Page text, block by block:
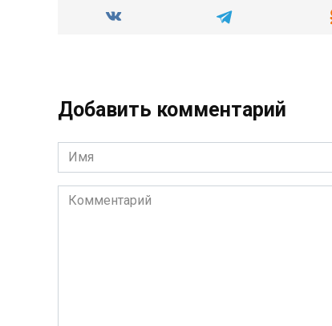
Добавить комментарий
Имя
*
Комментарий